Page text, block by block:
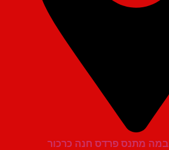
פרדס חנה כרכור